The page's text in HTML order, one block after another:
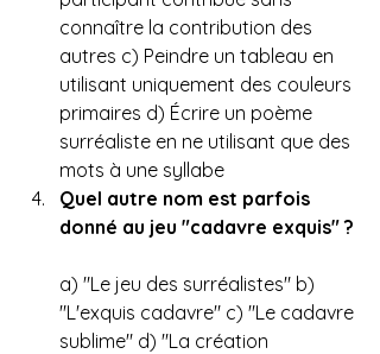
connaître la contribution des
autres c) Peindre un tableau en
utilisant uniquement des couleurs
primaires d) Écrire un poème
surréaliste en ne utilisant que des
mots à une syllabe
Quel autre nom est parfois
donné au jeu "cadavre exquis" ?
a) "Le jeu des surréalistes" b)
"L'exquis cadavre" c) "Le cadavre
sublime" d) "La création